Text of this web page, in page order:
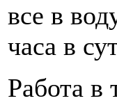
все в
часа в
Работа в